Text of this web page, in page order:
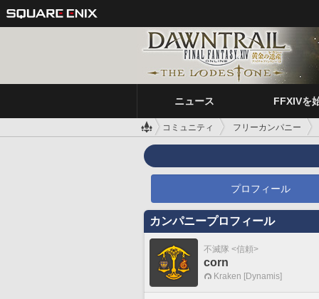
ニュース FFXIVを
コミュニティ フリーカンパニー
プロフィール
カンパニープロフィール
不滅隊 <信頼>
corn
Kraken [Dynamis]